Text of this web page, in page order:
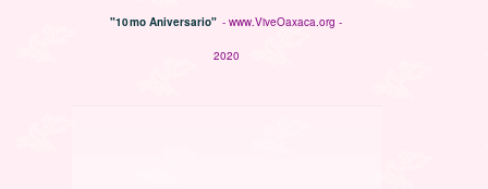
"10mo Aniversario" - www.ViveOaxaca.org -
2020